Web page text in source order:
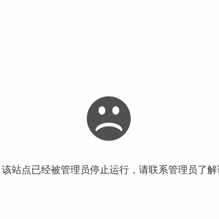
站点已经被管理员停止运行，请联系管理员了